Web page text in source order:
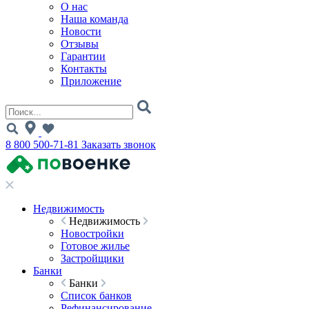
О нас
Наша команда
Новости
Отзывы
Гарантии
Контакты
Приложение
8 800 500-71-81 Заказать звонок
Недвижимость
Недвижимость
Новостройки
Готовое жилье
Застройщики
Банки
Банки
Список банков